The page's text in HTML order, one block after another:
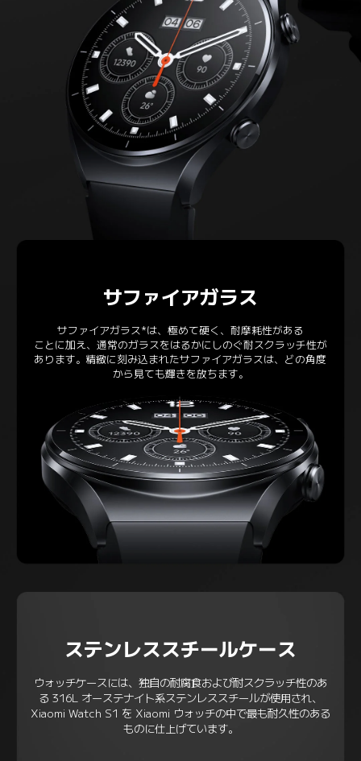
サファイアガラス
サファイアガラス*は、極めて硬く、耐摩耗性がある
ことに加え、通常のガラスをはるかにしのぐ耐スクラッチ性が
あります。精緻に刻み込まれたサファイアガラスは、どの角度
から見ても輝きを放ちます。
ステンレススチールケース
ウォッチケースには、独自の耐腐食および耐スクラッチ性のあ
る 316L オーステナイト系ステンレススチールが使用され、
Xiaomi Watch S1 を Xiaomi ウォッチの中で最も耐久性のある
ものに仕上げています。